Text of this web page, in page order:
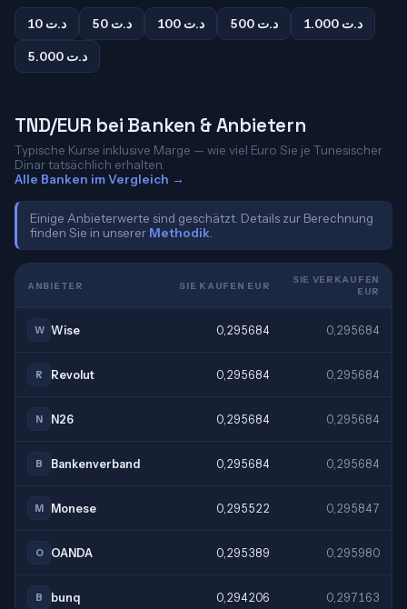
10 د.ت 50 د.ت 100 د.ت 500 د.ت
1.000 د.ت
5.000 د.ت
TND/EUR bei Banken & Anbietern
Typische Kurse inklusive Marge — wie viel Euro Sie je Tunesischer
Dinar tatsächlich erhalten.
Alle Banken im Vergleich →
Einige Anbieterwerte sind geschätzt. Details zur Berechnung
finden Sie in unserer Methodik
ANBIETER SIE KAUFEN EUR
SIE VERKAUFEN
EUR
W Wise 0,295684 0,295684
R Revolut 0,295684 0,295684
N N26 0,295684 0,295684
B Bankenverband 0,295684 0,295684
M Monese 0,295522 0,295847
O OANDA 0,295389 0,295980
B bunq 0,294206 0,297163